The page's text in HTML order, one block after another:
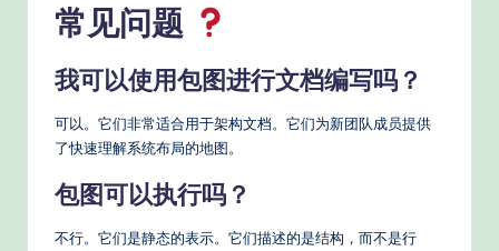
常见问题
我可以使用包图进行文档编写吗？
可以。它们非常适合用于架构文档。它们为新团队成员提供
了快速理解系统布局的地图。
包图可以执行吗？
不行。它们是静态的表示。它们描述的是结构，而不是行